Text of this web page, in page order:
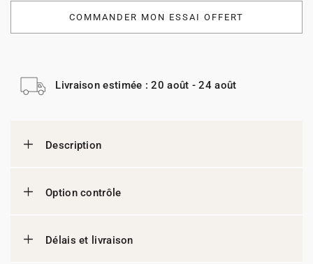
COMMANDER MON ESSAI OFFERT
Livraison estimée : 20 août - 24 août
Description
Option contrôle
Délais et livraison